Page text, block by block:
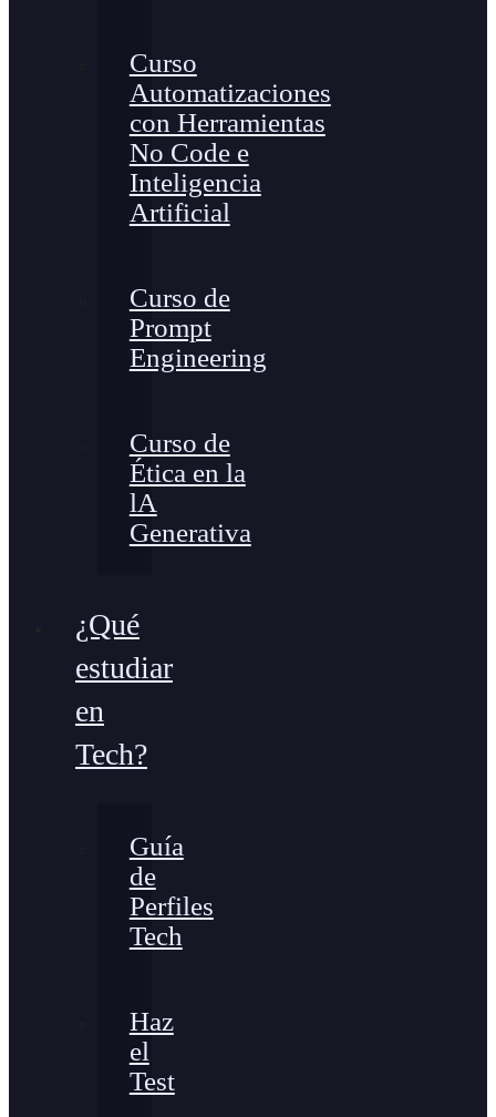
Curso
Automatizaciones
con Herramientas
No Code e
Inteligencia
Artificial
Curso de
Prompt
Engineering
Curso de
Ética en la
lA
Generativa
¿Qué
estudiar
en
Tech?
Guía
de
Perfiles
Tech
Haz
el
Test